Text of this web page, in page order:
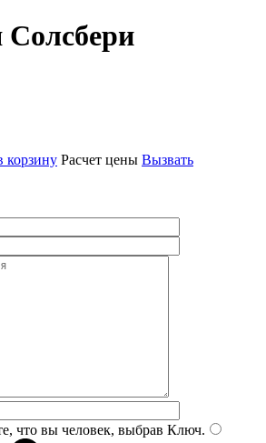
Солсбери
корзину Расчет цены Вызвать
что вы человек, выбрав Ключ.